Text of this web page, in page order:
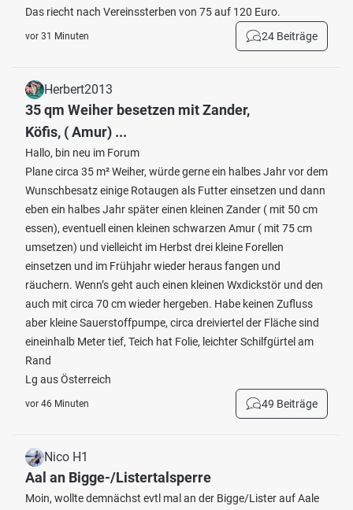
Das riecht nach Vereinssterben von 75 auf 120 Euro.
vor 31 Minuten 24 Beiträge
Herbert2013
35 qm Weiher besetzen mit Zander,
Köfis, ( Amur) ...
Hallo, bin neu im Forum
Plane circa 35 m² Weiher, würde gerne ein halbes Jahr vor dem
Wunschbesatz einige Rotaugen als Futter einsetzen und dann
eben ein halbes Jahr später einen kleinen Zander ( mit 50 cm
essen), eventuell einen kleinen schwarzen Amur ( mit 75 cm
umsetzen) und vielleicht im Herbst drei kleine Forellen
einsetzen und im Frühjahr wieder heraus fangen und
räuchern. Wenn’s geht auch einen kleinen Wxdickstör und den
auch mit circa 70 cm wieder hergeben. Habe keinen Zufluss
aber kleine Sauerstoffpumpe, circa dreiviertel der Fläche sind
eineinhalb Meter tief, Teich hat Folie, leichter Schilfgürtel am
Rand
Lg aus Österreich
vor 46 Minuten 49 Beiträge
Nico H1
Aal an Bigge-/Listertalsperre
Moin, wollte demnächst evtl mal an der Bigge/Lister auf Aale